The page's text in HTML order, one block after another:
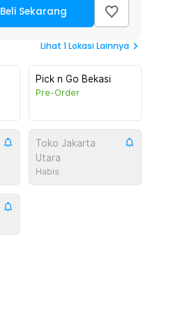
Beli Sekarang
Lihat 1Lokasi Lainnya
Pick n Go Bekasi
Pre-Order
Toko Jakarta
Utara
Habis